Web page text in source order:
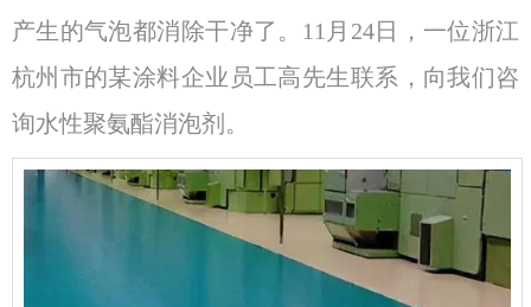
产生的气泡都消除干净了。11月24日，一位浙江
杭州市的某涂料企业员工高先生联系，向我们咨
询水性聚氨酯消泡剂。